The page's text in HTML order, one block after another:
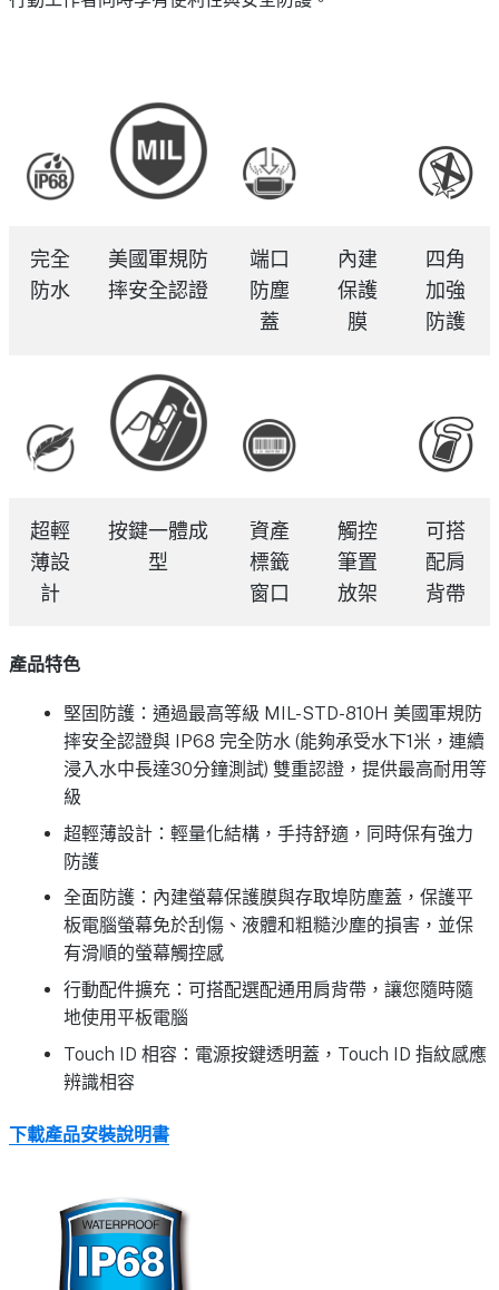
完全
防水
美國軍規防
摔安全認證
端口
防塵
蓋
內建
保護
膜
四角
加強
防護
超輕
薄設
計
按鍵一體成
型
資產
標籤
窗口
觸控
筆置
放架
可搭
配肩
背帶
產品特色
堅固防護：通過最高等級 MIL-STD-810H 美國軍規防
摔安全認證與 IP68 完全防水 (能夠承受水下1米，連續
浸入水中長達30分鐘測試) 雙重認證，提供最高耐用等
級
超輕薄設計：輕量化結構，手持舒適，同時保有強力
防護
全面防護：內建螢幕保護膜與存取埠防塵蓋，保護平
板電腦螢幕免於刮傷、液體和粗糙沙塵的損害，並保
有滑順的螢幕觸控感
行動配件擴充：可搭配選配通用肩背帶，讓您隨時隨
地使用平板電腦
Touch ID 相容：電源按鍵透明蓋，Touch ID 指紋感應
辨識相容
下載產品安裝說明書